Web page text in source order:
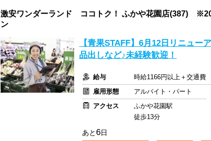
激安ワンダーランド ココトク！ ふかや花園店(387)
ン
【青果STAFF】6月12日リニュ
品出しなど♪未経験歓迎！
給与
時給1166円以上＋交通費
雇用形態
アルバイト・パート
アクセス
ふかや花園駅
徒歩13分
あと6日